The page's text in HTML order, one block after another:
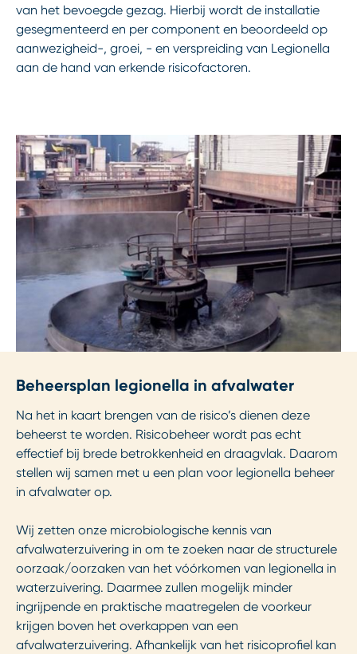
van het bevoegde gezag. Hierbij wordt de installatie
gesegmenteerd en per component en beoordeeld op
aanwezigheid-, groei, - en verspreiding van Legionella
aan de hand van erkende risicofactoren.
Beheersplan legionella in afvalwater
Na het in kaart brengen van de risico’s dienen deze
beheerst te worden. Risicobeheer wordt pas echt
effectief bij brede betrokkenheid en draagvlak. Daarom
stellen wij samen met u een plan voor legionella beheer
in afvalwater op.
Wij zetten onze microbiologische kennis van
afvalwaterzuivering in om te zoeken naar de structurele
oorzaak/oorzaken van het vóórkomen van legionella in
waterzuivering. Daarmee zullen mogelijk minder
ingrijpende en praktische maatregelen de voorkeur
krijgen boven het overkappen van een
afvalwaterzuivering. Afhankelijk van het risicoprofiel kan